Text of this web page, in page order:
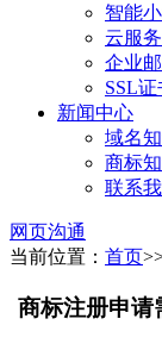
智能
云服
企业
SSL证
新闻中心
域名
商标
联系
网页沟通
当前位置： 首页
商标注册申请